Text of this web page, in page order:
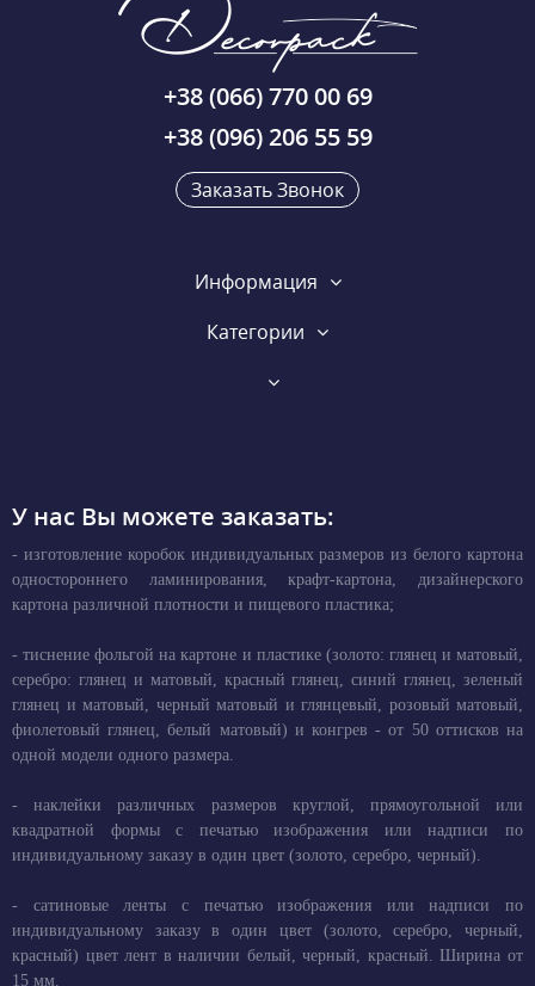
+38 (066) 770 00 69
+38 (096) 206 55 59
Заказать Звонок
Информация
Категории
У нас Вы можете заказать:
- изготовление коробок индивидуальных размеров из белого картона
одностороннего ламинирования, крафт-картона, дизайнерского
картона различной плотности и пищевого пластика;
- тиснение фольгой на картоне и пластике (золото: глянец и матовый,
серебро: глянец и матовый, красный глянец, синий глянец, зеленый
глянец и матовый, черный матовый и глянцевый, розовый матовый,
фиолетовый глянец, белый матовый) и конгрев - от 50 оттисков на
одной модели одного размера.
- наклейки различных размеров круглой, прямоугольной или
квадратной формы с печатью изображения или надписи по
индивидуальному заказу в один цвет (золото, серебро, черный).
- сатиновые ленты с печатью изображения или надписи по
индивидуальному заказу в один цвет (золото, серебро, черный,
красный) цвет лент в наличии белый, черный, красный. Ширина от
15 мм.